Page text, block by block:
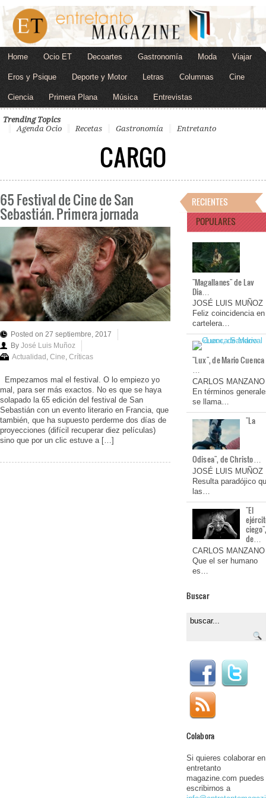
Home Ocio ET Decoartes Gastronomía Moda Viajar
Eros y Psique Deporte y Motor Letras Columnas Cine
Ciencia Primera Plana Música Entrevistas
Trending Topics
Agenda Ocio
Recetas Gastronomía Entretanto
CARGO
65 Festival de Cine de San
Sebastián. Primera jornada
Posted on 27 septiembre, 2017
By José Luis Muñoz
Actualidad, Cine, Críticas
Empezamos mal el festival. O lo empiezo yo
mal, para ser más exactos. No es que se haya
solapado la 65 edición del festival de San
Sebastián con un evento literario en Francia, que
también, que ha supuesto perderme dos días de
proyecciones (difícil recuperar diez películas)
sino que por un clic estuve a […]
RECIENTES
POPULARES
"Magallanes" de Lav
Dia…
JOSÉ LUIS MUÑOZ
Feliz coincidencia en
cartelera…
"Lux", de Mario Cuenca
…
CARLOS MANZANO
En términos
se llama…
"La
Odisea", de Christo…
JOSÉ LUIS MUÑOZ
Resulta paradójico
las…
"El
de…
CARLOS MANZANO
Que el ser humano
es…
Buscar
Colabora
Si quieres colaborar en
entretanto
magazine.com puedes
escribirnos a